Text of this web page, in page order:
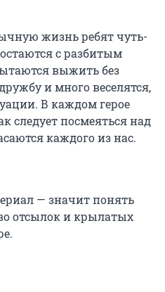
жизнь ребят чуть-
с разбитым
выжить без
и много веселятся,
В каждом герое
следует посмеяться над
каждого из нас.
— значит понять
отсылок и крылатых